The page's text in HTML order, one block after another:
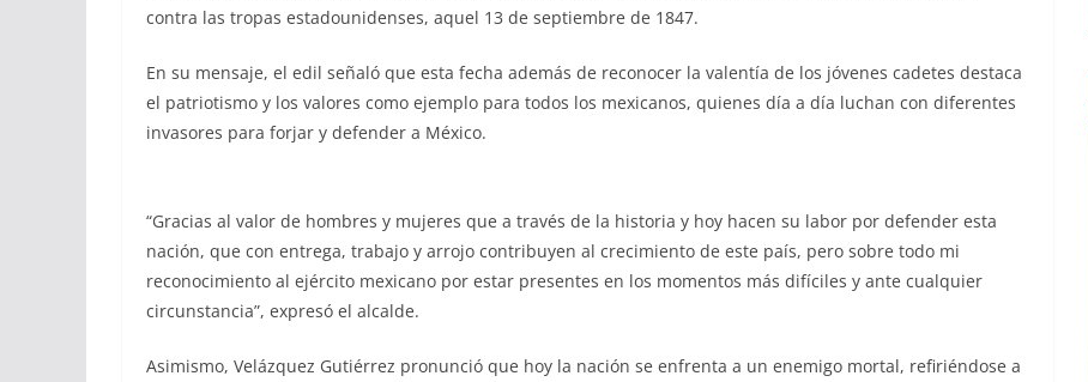
contra las tropas estadounidenses, aquel 13 de septiembre de 1847.
En su mensaje, el edil señaló que esta fecha además de reconocer la valentía de los jóvenes cadetes destaca
el patriotismo y los valores como ejemplo para todos los mexicanos, quienes día a día luchan con diferentes
invasores para forjar y defender a México.
“Gracias al valor de hombres y mujeres que a través de la historia y hoy hacen su labor por defender esta
nación, que con entrega, trabajo y arrojo contribuyen al crecimiento de este país, pero sobre todo mi
reconocimiento al ejército mexicano por estar presentes en los momentos más difíciles y ante cualquier
circunstancia”, expresó el alcalde.
Asimismo, Velázquez Gutiérrez pronunció que hoy la nación se enfrenta a un enemigo mortal, refiriéndose a